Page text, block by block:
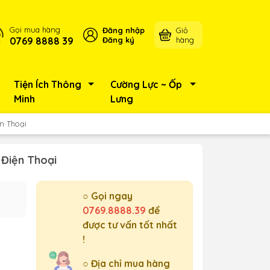
Gọi mua hàng
0769 8888 39
Đăng nhập
Đăng ký
Giỏ
hàng
Tiện Ích Thông
Minh
Cường Lực ~ Ốp
Lưng
Thoại
Điện Thoại
○ Gọi ngay
0769.8888.39 để
được tư vấn tốt nhất
!
○ Địa chỉ mua hàng